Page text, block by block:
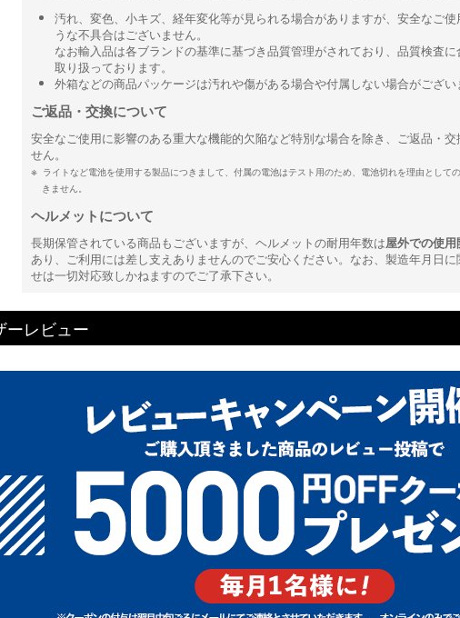
汚れ、変色、小キズ、経年変化等が見られる場合がありますが、安全なご使
うな不具合はございません。
なお輸入品は各ブランドの基準に基づき品質管理がされており、品質検査
取り扱っております。
外箱などの商品パッケージは汚れや傷がある場合や付属しない場合がござい
ご返品・交換について
安全なご使用に影響のある重大な機能的欠陥など特別な場合を除き、ご返品・交
せん。
ライトなど電池を使用する製品につきまして、付属の電池はテスト用のため、電池切れを理由として
きません。
ヘルメットについて
長期保管されている商品もございますが、ヘルメットの耐用年数は屋外での使用
あり、ご利用には差し支えありませんのでご安心ください。なお、製造年月日
せは一切対応致しかねますのでご了承下さい。
ーレビュー